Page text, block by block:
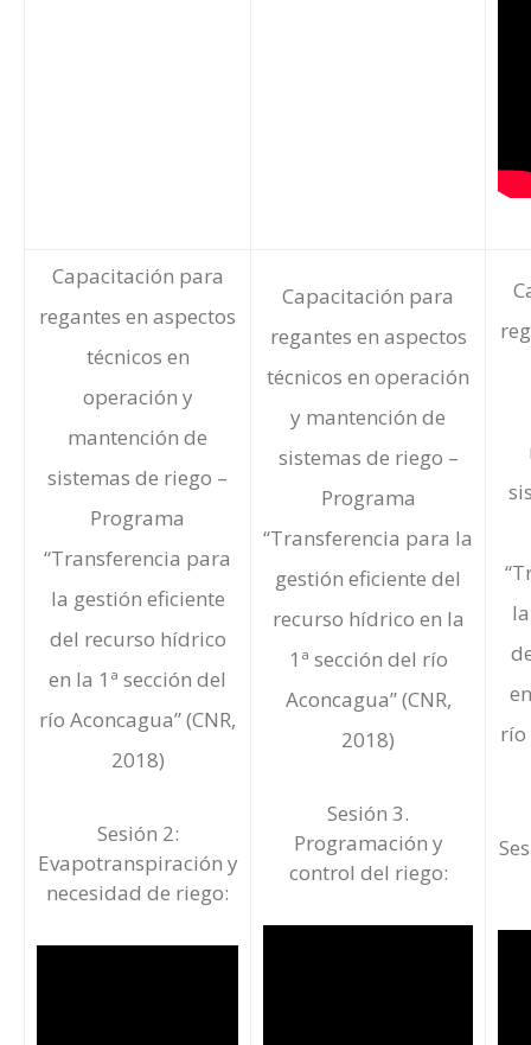
Capacitación para
regantes en aspectos
técnicos en
operación y
mantención de
sistemas de riego –
Programa
“Transferencia para
la gestión eficiente
del recurso hídrico
en la 1ª sección del
río Aconcagua” (CNR,
2018)
Sesión 2:
Evapotranspiración y
necesidad de riego:
Capacitación para
regantes en aspectos
técnicos en operación
y mantención de
sistemas de riego –
Programa
“Transferencia para la
gestión eficiente del
recurso hídrico en la
1ª sección del río
Aconcagua” (CNR,
2018)
Sesión 3.
Programación y
control del riego:
río